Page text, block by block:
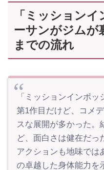
「ミッション
ーサンがジムが
までの流れ
「ミッションインポッ
第1作目だけど、コメ
スな展開が多かった。
ど、面白さは健在だっ
アクションも地味では
の卓越した身体能力を